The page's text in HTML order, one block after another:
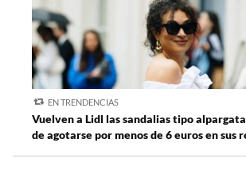
EN TRENDENCIAS
Vuelven a Lidl las sandalias tipo
de agotarse por menos de 6 euros en sus